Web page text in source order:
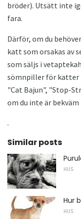
bröder). Utsätt inte
fara.
Därför, om du
katt som orsakas av
som säljs i
sömnpiller för katter
"Cat Bajun", "Stop-
om du inte är
.
Similar posts
HUS
Hur
HUS